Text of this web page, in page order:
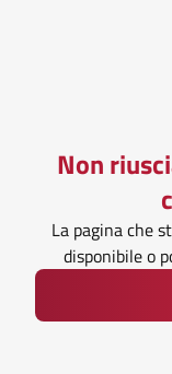
Non
La pagina che
disponibile o